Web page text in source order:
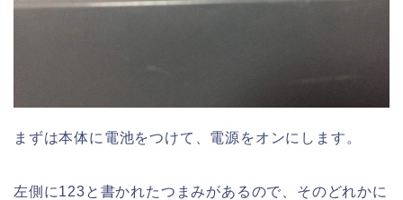
まずは本体に電池をつけて、電源をオンにします。
左側に123と書かれたつまみがあるので、そのどれかに